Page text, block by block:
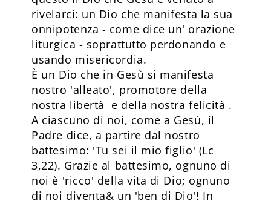
rivelarci: un Dio che manifesta la sua
onnipotenza - come dice un' orazione
liturgica - soprattutto perdonando e
usando misericordia.
È un Dio che in Gesù si manifesta
nostro 'alleato', promotore della
nostra libertà e della nostra felicità .
A ciascuno di noi, come a Gesù, il
Padre dice, a partire dal nostro
battesimo: 'Tu sei il mio figlio' (Lc
3,22). Grazie al battesimo, ognuno di
noi è 'ricco' della vita di Dio; ognuno
di noi diventa& un 'ben di Dio'! In